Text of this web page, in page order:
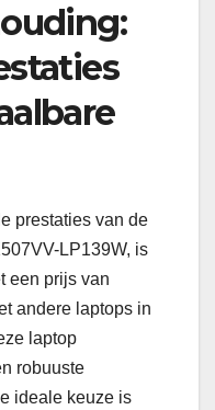
prestaties van de
LP139W, is
een prijs van
andere laptops in
laptop
robuuste
ideale keuze is